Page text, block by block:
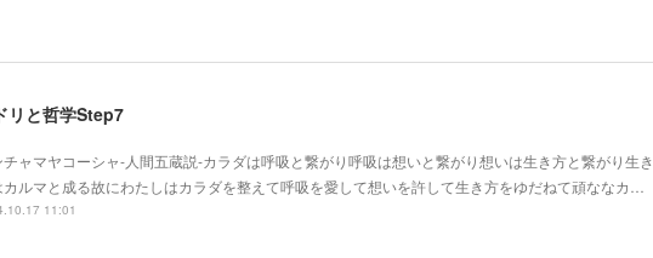
リと哲学Step7
チャマヤコーシャ-人間五蔵説-カラダは呼吸と繋がり呼吸は想いと繋がり想いは生き方と繋がり生き
ルマと成る故にわたしはカラダを整えて呼吸を愛して想いを許して生き方をゆだねて頑ななカ…
11:01